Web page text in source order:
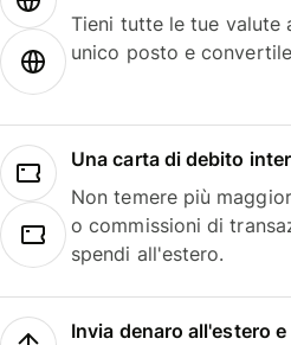
Tieni tutte le tue valute
unico posto e
Una carta di debito
Non temere più
o commissioni di
spendi all'estero.
Invia denaro all'estero